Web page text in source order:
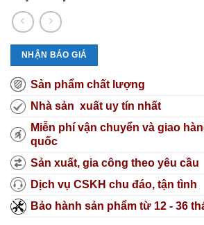
NHẬN BÁO GIÁ
Sản phẩm chất lượng
Nhà sản xuất uy tín nhất
Miễn phí vận chuyển và giao
quốc
Sản xuất, gia công theo yêu cầu
Dịch vụ CSKH chu đáo, tận tình
Bảo hành sản phẩm từ 12 - 36